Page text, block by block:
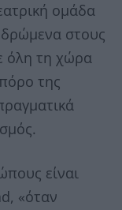
ομάδα
δρώμενα στους
όλη τη χώρα
της
είναι
«όταν